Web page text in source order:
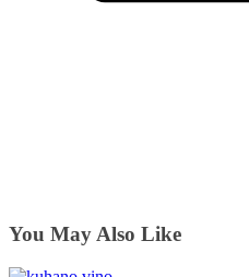
You May Also Like